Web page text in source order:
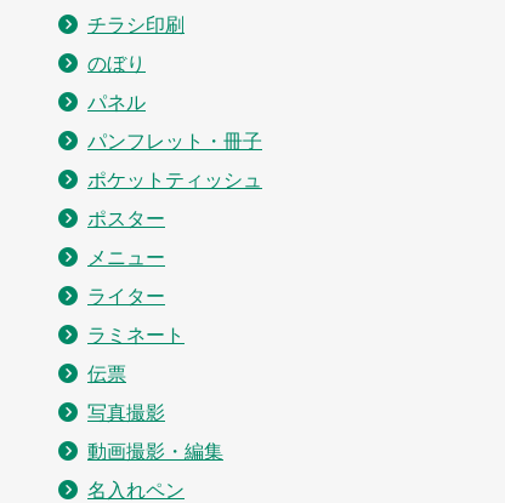
チラシ印刷
のぼり
パネル
パンフレット・冊子
ポケットティッシュ
ポスター
メニュー
ライター
ラミネート
伝票
写真撮影
動画撮影・編集
名入れペン